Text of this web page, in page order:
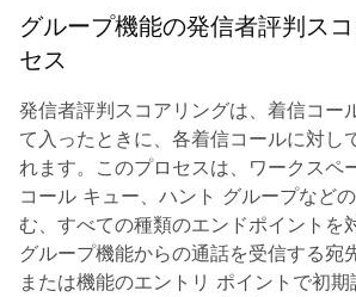
グループ機能の発信者評判ス
セス
発信者評判スコアリングは、着信コー
て入ったときに、各着信コールに対し
れます。このプロセスは、ワークスペ
コール キュー、ハント グループなど
む、すべての種類のエンドポイントを
グループ機能からの通話を受信する宛
または機能のエントリ ポイントで初